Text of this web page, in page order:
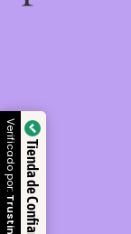
Tienda de Confianza
Verificado por: